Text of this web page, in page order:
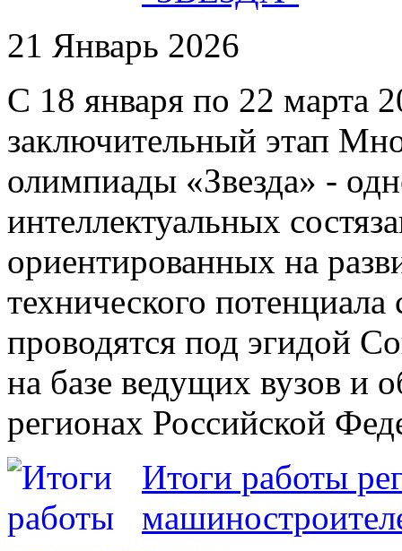
21 Январь 2026
С 18 января по 22 марта
заключительный этап
олимпиады «Звезда» -
интеллектуальных
ориентированных на
технического
проводятся под эгидой
на базе ведущих вузов и
регионах Российской
Итоги работы